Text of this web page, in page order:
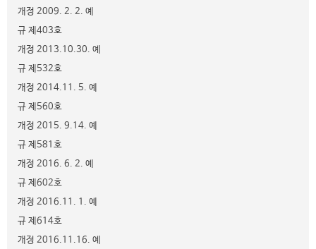
개정 2009. 2. 2. 예
규 제403호
개정 2013.10.30. 예
규 제532호
개정 2014.11. 5. 예
규 제560호
개정 2015. 9.14. 예
규 제581호
개정 2016. 6. 2. 예
규 제602호
개정 2016.11. 1. 예
규 제614호
개정 2016.11.16. 예